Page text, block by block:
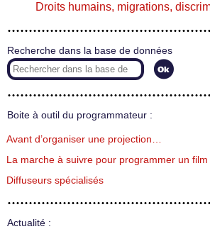
Droits humains, migrations,
Recherche dans la base de données
Boite à outil du programmateur :
Avant d’organiser une projection…
La marche à suivre pour programmer un film
Diffuseurs spécialisés
Actualité :